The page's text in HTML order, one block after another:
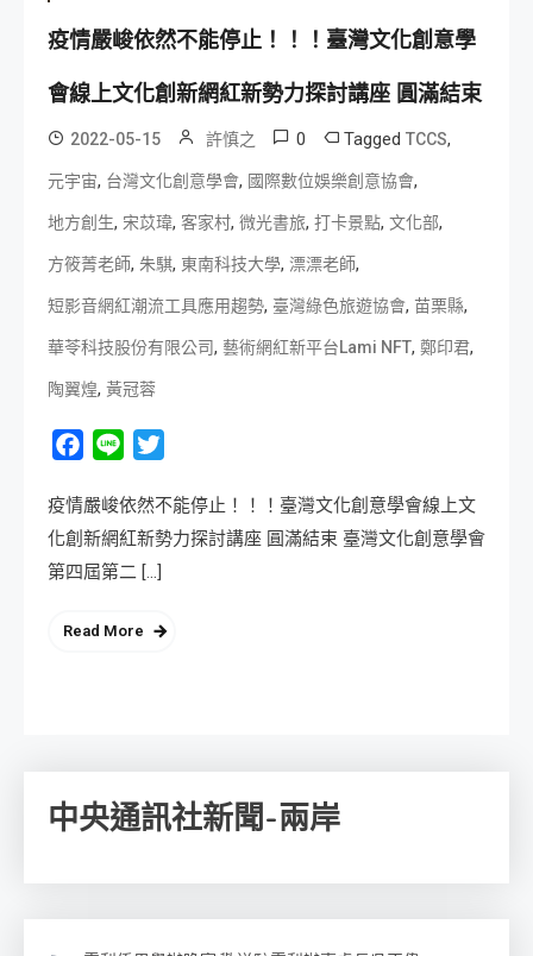
疫情嚴峻依然不能停止！！！臺灣文化創意學
會線上文化創新網紅新勢力探討講座 圓滿結束
2022-05-15 許慎之 0 Tagged TCCS,
元宇宙, 台灣文化創意學會, 國際數位娛樂創意協會,
地方創生, 宋苡瑋, 客家村, 微光書旅, 打卡景點, 文化部,
方筱菁老師, 朱騏, 東南科技大學, 漂漂老師,
短影音網紅潮流工具應用趨勢, 臺灣綠色旅遊協會, 苗栗縣,
華苓科技股份有限公司, 藝術網紅新平台Lami NFT, 鄭印君,
陶翼煌, 黃冠蓉
Facebook
Line
疫情嚴峻依然不能停止！！！臺灣文化創意學會線上文
化創新網紅新勢力探討講座 圓滿結束 臺灣文化創意學會
第四屆第二 […]
Read More
中央通訊社新聞-兩岸